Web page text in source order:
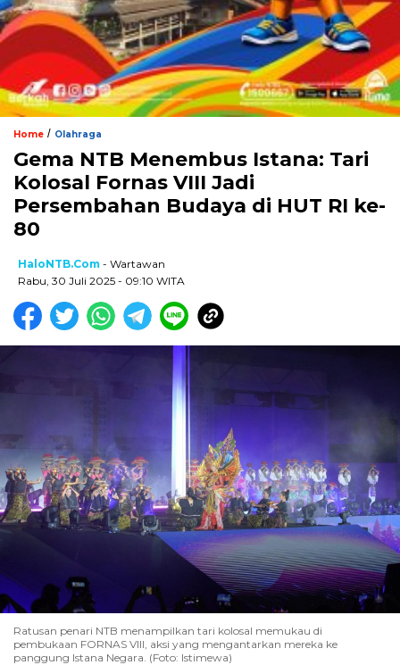
Home / Olahraga
Gema NTB Menembus Istana: Tari
Kolosal Fornas VIII Jadi
Persembahan Budaya di HUT RI ke-
80
HaloNTB.com - Wartawan
Rabu, 30 Juli 2025 - 09:10 WITA
Ratusan penari NTB menampilkan tari kolosal memukau di
pembukaan FORNAS VIII, aksi yang mengantarkan mereka ke
panggung Istana Negara. (Foto: Istimewa)